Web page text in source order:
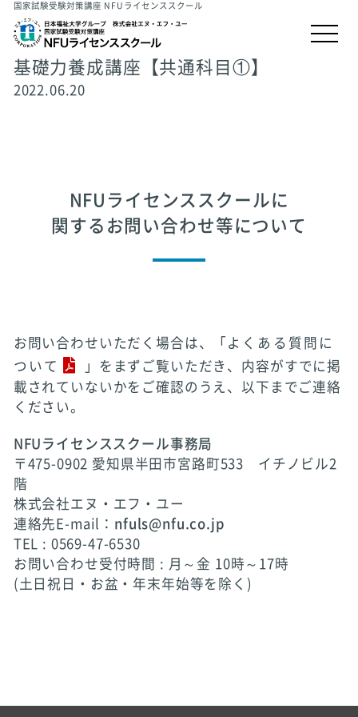
国家試験受験対策講座 NFUライセンススクール
基礎力養成講座【共通科目①】
2022.06.20
NFUライセンススクールに
関するお問い合わせ等について
お問い合わせいただく場合は、「 よくある質問に
ついて
」をまずご覧いただき、内容がすでに掲
載されていないかをご確認のうえ、以下までご連絡
ください。
NFUライセンススクール事務局
〒475-0902 愛知県半田市宮路町533 イチノビル2
階
株式会社エヌ・エフ・ユー
連絡先E-mail： nfuls@nfu.co.jp
TEL : 0569-47-6530
お問い合わせ受付時間 : 月～金 10時～17時
(土日祝日・お盆・年末年始等を除く)